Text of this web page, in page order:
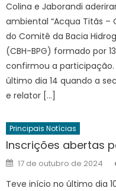
Colina e Jaborandi
ambiental “Acqua Titãs –
do Comitê da Bacia
(CBH-BPG) formado por
confirmou a
último dia 14 quando a
e relator […]
Principais Notícias
Inscrições abertas
Posted
on
17 de outubro de 2024
Teve início no último dia